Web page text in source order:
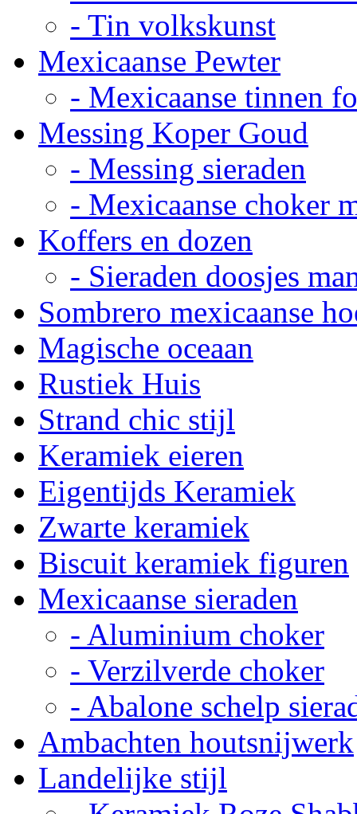
- Tin volkskunst
Mexicaanse Pewter
- Mexicaanse tinnen
Messing Koper Goud
- Messing sieraden
- Mexicaanse choker
Koffers en dozen
- Sieraden doosjes
Sombrero mexicaanse
Magische oceaan
Rustiek Huis
Strand chic stijl
Keramiek eieren
Eigentijds Keramiek
Zwarte keramiek
Biscuit keramiek figuren
Mexicaanse sieraden
- Aluminium choker
- Verzilverde choker
- Abalone schelp
Ambachten houtsnijwerk
Landelijke stijl